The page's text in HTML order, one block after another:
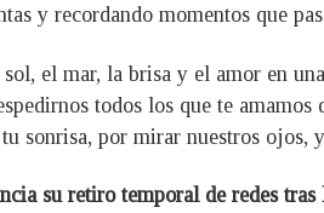
y recordando momentos que
el mar, la brisa y el amor en
todos los que te
sonrisa, por mirar nuestros
su retiro temporal de redes tras